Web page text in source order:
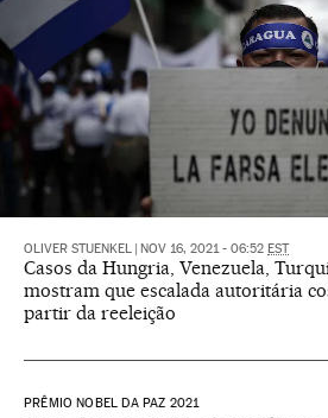
OLIVER STUENKEL NOV 16, 2021 - 06:52 EST
Casos da Hungria, Venezuela,
mostram que escalada autoritária
partir da reeleição
PRÊMIO NOBEL DA PAZ 2021